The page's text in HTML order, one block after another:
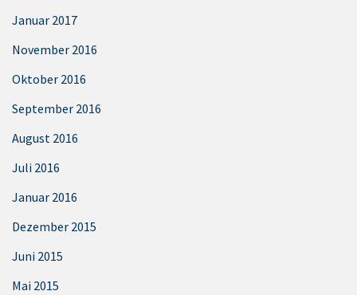
Januar 2017
November 2016
Oktober 2016
September 2016
August 2016
Juli 2016
Januar 2016
Dezember 2015
Juni 2015
Mai 2015